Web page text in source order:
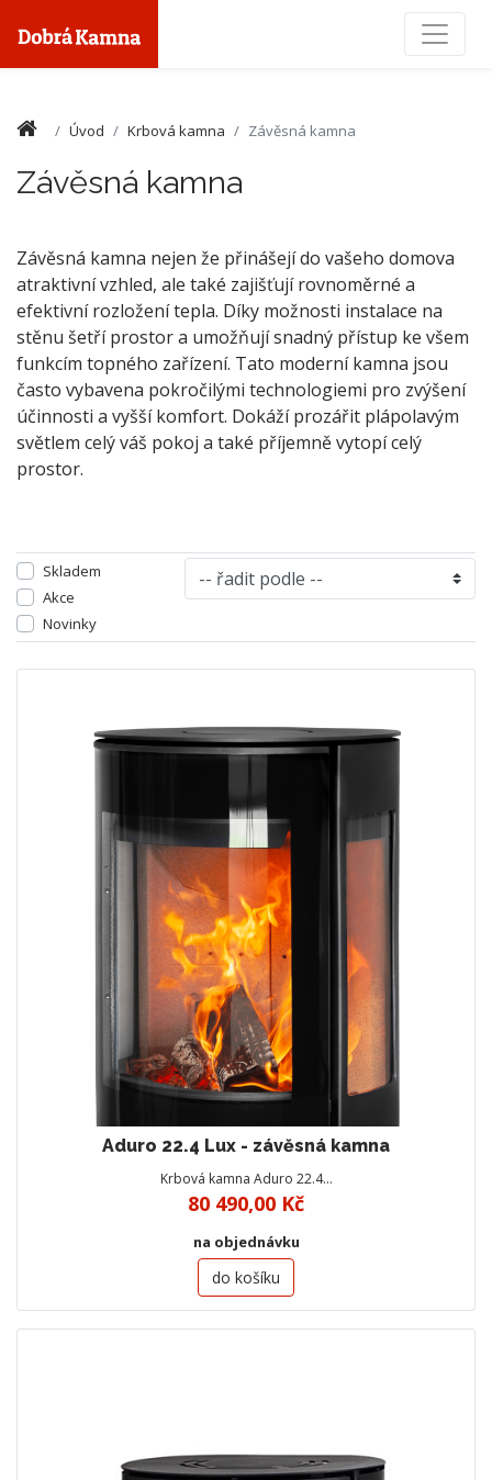
Úvod Krbová kamna Závěsná kamna
Závěsná kamna
Závěsná kamna nejen že přinášejí do vašeho domova
atraktivní vzhled, ale také zajišťují rovnoměrné a
efektivní rozložení tepla. Díky možnosti instalace na
stěnu šetří prostor a umožňují snadný přístup ke všem
funkcím topného zařízení. Tato moderní kamna jsou
často vybavena pokročilými technologiemi pro zvýšení
účinnosti a vyšší komfort. Dokáží prozářit plápolavým
světlem celý váš pokoj a také příjemně vytopí celý
prostor.
Skladem
Akce
Novinky
Aduro 22.4 Lux - závěsná kamna
Krbová kamna Aduro 22.4…
80 490,00 Kč
na objednávku
do košíku